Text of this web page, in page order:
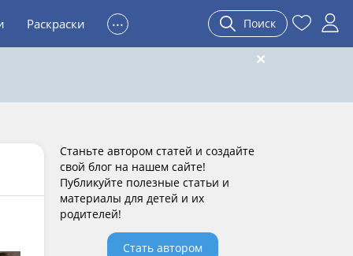
Раскраски ... Поиск
Станьте автором статей и создайте
свой блог на нашем сайте!
Публикуйте полезные статьи и
материалы для детей и их
родителей!
Стать автором